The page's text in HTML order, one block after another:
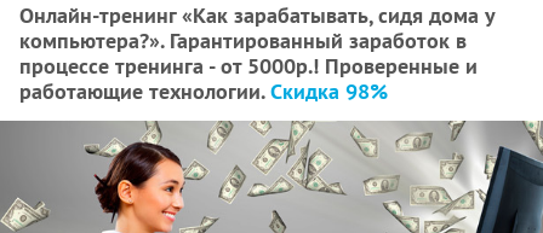
Онлайн-тренинг «Как зарабатывать, сидя дома у
компьютера?». Гарантированный заработок в
процессе тренинга - от 5000р.! Проверенные и
работающие технологии.Скидка 98%